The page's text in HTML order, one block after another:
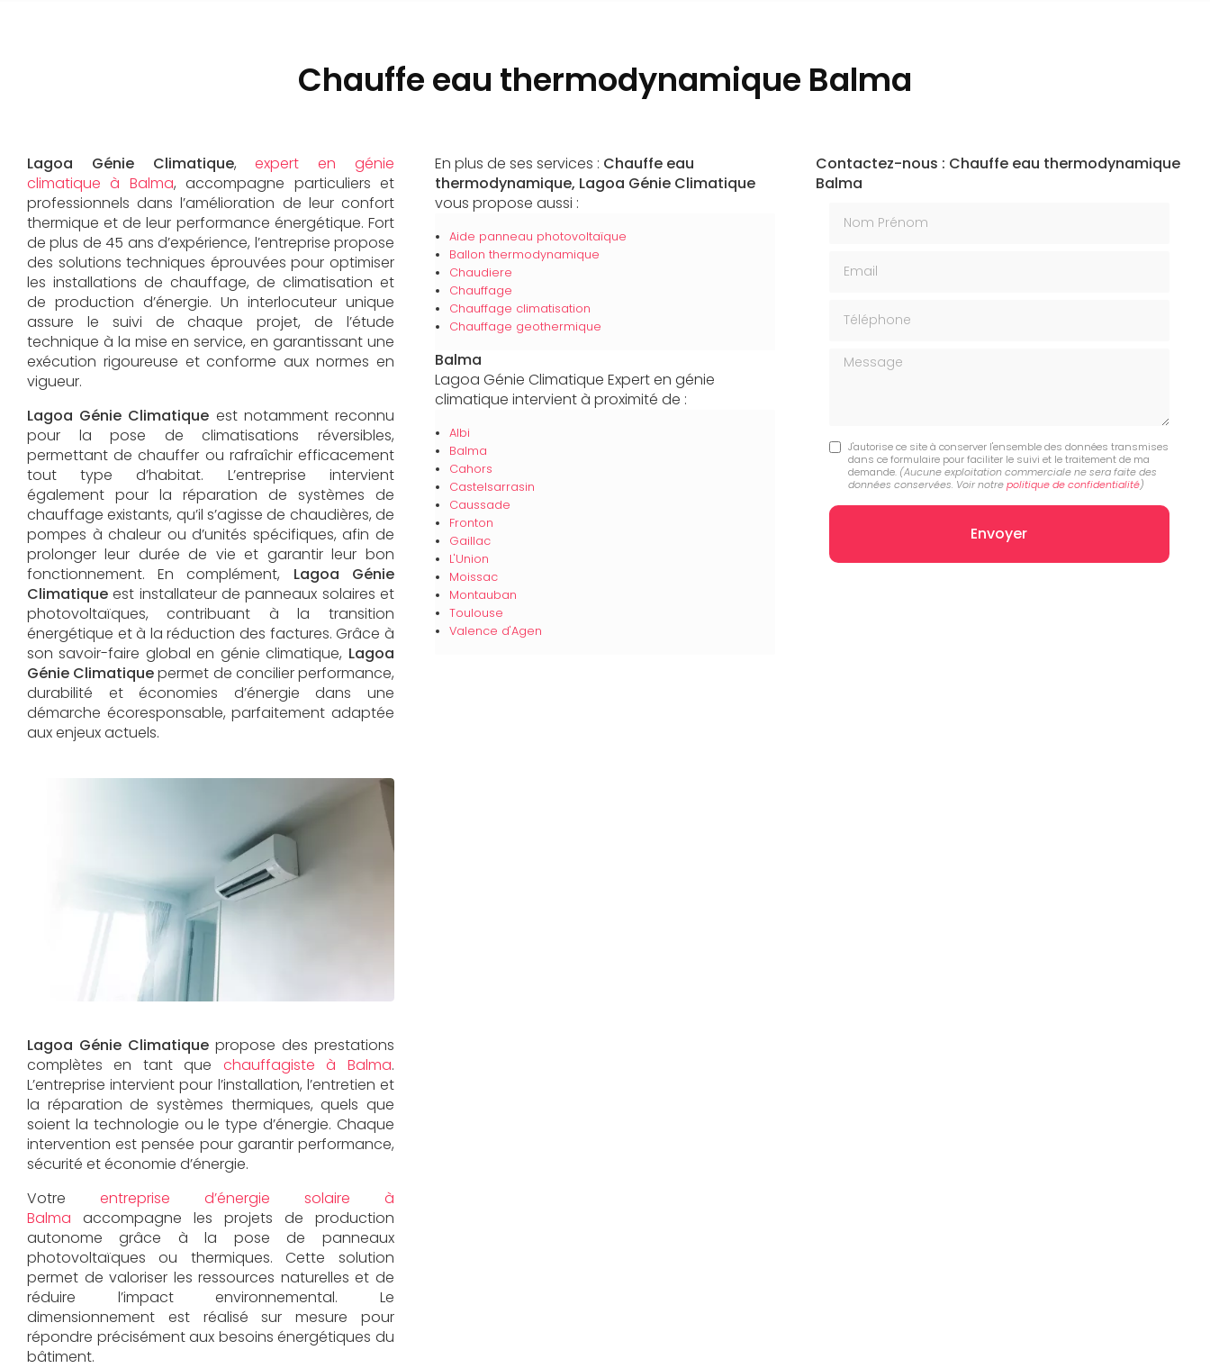
Chauffe eau thermodynamique Balma
Lagoa Génie Climatique,expert en génie
climatique à Balma, accompagne particuliers et
professionnels dans l’amélioration de leur confort
thermique et de leur performance énergétique. Fort
de plus de 45 ans d’expérience, l’entreprise propose
des solutions techniques éprouvées pour optimiser
les installations de chauffage, de climatisation et
de production d’énergie. Un interlocuteur unique
assure le suivi de chaque projet, de l’étude
technique à la mise en service, en garantissant une
exécution rigoureuse et conforme aux normes en
vigueur.
Lagoa Génie Climatique est notamment reconnu
pour la pose de climatisations réversibles,
permettant de chauffer ou rafraîchir efficacement
tout type d’habitat. L’entreprise intervient
également pour la réparation de systèmes de
chauffage existants, qu’il s’agisse de chaudières, de
pompes à chaleur ou d’unités spécifiques, afin de
prolonger leur durée de vie et garantir leur bon
fonctionnement. En complément, Lagoa Génie
Climatique est installateur de panneaux solaires et
photovoltaïques, contribuant à la transition
énergétique et à la réduction des factures. Grâce à
son savoir-faire global en génie climatique, Lagoa
Génie Climatiquepermet de concilier performance,
durabilité et économies d’énergie dans une
démarche écoresponsable, parfaitement adaptée
aux enjeux actuels.
Lagoa Génie Climatique propose des prestations
complètes en tant que chauffagiste à Balma.
L’entreprise intervient pour l’installation, l’entretien et
la réparation de systèmes thermiques, quels que
soient la technologie ou le type d’énergie. Chaque
intervention est pensée pour garantir performance,
sécurité et économie d’énergie.
Votre entreprise d’énergie solaire à
Balma accompagne les projets de production
autonome grâce à la pose de panneaux
photovoltaïques ou thermiques. Cette solution
permet de valoriser les ressources naturelles et de
réduire l’impact environnemental. Le
dimensionnement est réalisé sur mesure pour
répondre précisément aux besoins énergétiques du
bâtiment.
En plus de ses services : Chauffe eau
thermodynamique, Lagoa Génie Climatique
vous propose aussi :
Aide panneau photovoltaïque
Ballon thermodynamique
Chaudiere
Chauffage
Chauffage climatisation
Chauffage geothermique
Balma
Lagoa Génie Climatique Expert en génie
climatique intervient à proximité de :
Albi
Balma
Cahors
Castelsarrasin
Caussade
Fronton
Gaillac
L'Union
Moissac
Montauban
Toulouse
Valence d'Agen
Contactez-nous : Chauffe eau thermodynamique
Balma
Message
J'autorise ce site à conserver l'ensemble des données transmises
dans ce formulaire pour faciliter le suivi et le traitement de ma
demande. (Aucune exploitation commerciale ne sera faite des
données conservées. Voir notrepolitique de confidentialité)